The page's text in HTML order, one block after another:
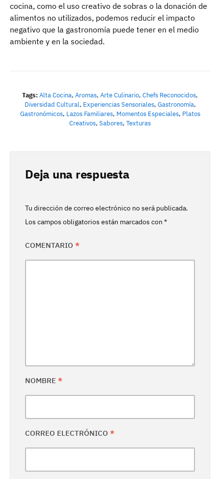
cocina, como el uso creativo de sobras o la donación de
alimentos no utilizados, podemos reducir el impacto
negativo que la gastronomía puede tener en el medio
ambiente y en la sociedad.
Tags:Alta Cocina, Aromas, Arte Culinario, Chefs Reconocidos,
Diversidad Cultural, Experiencias Sensoriales, Gastronomía,
Gastronómicos, Lazos Familiares, Momentos Especiales, Platos
Creativos, Sabores, Texturas
Deja una respuesta
Tu dirección de correo electrónico no será publicada.
Los campos obligatorios están marcados con *
COMENTARIO *
NOMBRE *
CORREO ELECTRÓNICO *